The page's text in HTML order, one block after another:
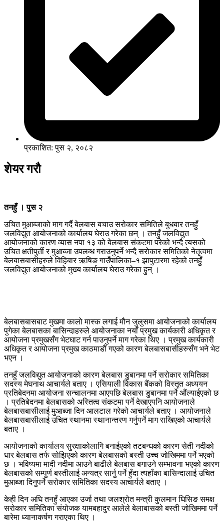
प्रकाशित: पुस २, २०८२
शेयर गरौ
तनहुँ । पुस २
उचित मुआब्जाको माग गर्दै बेलबास बचाउ सरोकार समितिले बुधबार तनहुँ
जलविद्युत आयोजनाको कार्यालय घेराउ गरेका छन् । तनहुँ जलविद्युत
आयोजनाको कारण व्यास नपा १३ को बेलबास संकटमा परेको भन्दै त्यसको
उचित क्षतीपुर्ती र मुआब्जा उपलब्ध गराउनुपर्ने भन्दै सरोकार समितिको नेतृत्वमा
बेलबासबासीहरुले विहिबार ऋषिङ गाउँपालिका–१ झापुटारमा रहेको तनहुँ
जलविद्युत आयोजनाको मुख्य कार्यालय घेराउ गरेका हुन् ।
बेलबासबासबाट मुखमा कालो मास्क लगाई मौन जुलुसमा आयोजनाको कार्यालय
पुगेका बेलबासका बासिन्दाहरुले आयोजनाका नयाँ प्रमुख कार्यकारी अधिकृत र
आयोजना प्रमुखसँग भेटघाट गर्न पाउनुपर्ने माग गरेका थिए । प्रमुख कार्यकारी
अधिकृत र आयोजना प्रमुख काठमाडौं गएको कारण बेलबासबासीहरुसँग भने भेट
भएन ।
तनहुँ जलविद्युत आयोजनाको कारण बेलबास डुबानमा पर्ने सरोकार समितिका
सदस्य मेघनाथ आचार्यले बताए । एसियाली विकास बैंकको विस्तृत अध्ययन
प्रतिबेदनमा आयोजना सन्चालनमा आएपछि बेलबास डुबानमा पर्ने औंल्याईएको छ
। प्रतिबेदनमा बेलबासको अस्तित्व संकटमा पर्ने देखाएपनि आयोजनाले
बेलबासबासीलाई मुआब्जा दिन आलटाल गरेको आचार्यले बताए । आयोजनाले
बेलबासबासीलाई उचित स्थानमा स्थानान्तरण गर्नुपर्ने माग राखिएको आचार्यले
बताए ।
आयोजनाको कार्यालय सुरक्षाकोलागि बनाईएको तटबन्धको कारण सेती नदीको
धार बेलबास तर्फ सोझिएको कारण बेलबासको बस्ती उच्च जोखिममा पर्ने भएको
छ । भविष्यमा मादी नदीमा आउने बाढीले बेलबास बगाउने सम्भावना भएको कारण
बेलबासको सम्पुर्ण बस्तीलाई अन्यत्र सार्नु पर्ने हुँदा त्यहाँका बासिन्दालाई उचित
मुआब्जा दिनुपर्ने सरोकार समितिका सदस्य आचार्यले बताए ।
केही दिन अघि तनहुँ आएका उर्जा तथा जलश्रोत मन्त्री कुलमान घिसिङ समक्ष
सरोकार समितिका संयोजक यामबहादुर आलेले बेलाबासको बस्ती जोखिममा पर्ने
बारेमा ध्यानाकर्षण गराएका थिए ।